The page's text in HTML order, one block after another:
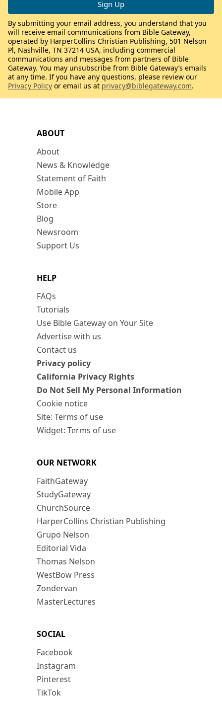
ABOUT
About
News & Knowledge
Statement of Faith
Mobile App
Store
Blog
Newsroom
Support Us
HELP
FAQs
Tutorials
Use Bible Gateway on Your Site
Advertise with us
Contact us
Privacy policy
California Privacy Rights
Do Not Sell My Personal Information
Cookie notice
Site: Terms of use
Widget: Terms of use
OUR NETWORK
FaithGateway
StudyGateway
ChurchSource
HarperCollins Christian Publishing
Grupo Nelson
Editorial Vida
Thomas Nelson
WestBow Press
Zondervan
MasterLectures
SOCIAL
Facebook
Instagram
Pinterest
TikTok
By submitting your email address, you understand that you
will receive email communications from Bible Gateway,
operated by HarperCollins Christian Publishing, 501 Nelson
Pl, Nashville, TN 37214 USA, including commercial
communications and messages from partners of Bible
Gateway. You may unsubscribe from Bible Gateway’s emails
at any time. If you have any questions, please review our
Privacy Policy or email us at privacy@biblegateway.com.